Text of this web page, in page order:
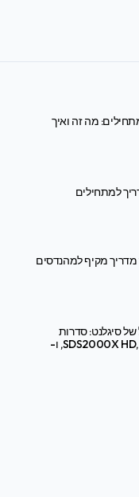
מה זה ואיך
למתחילים
מדריך מקיף למהנדסים
סיגלנט: סדרות
SDS2000X HD, SDS3000X HD, ו-